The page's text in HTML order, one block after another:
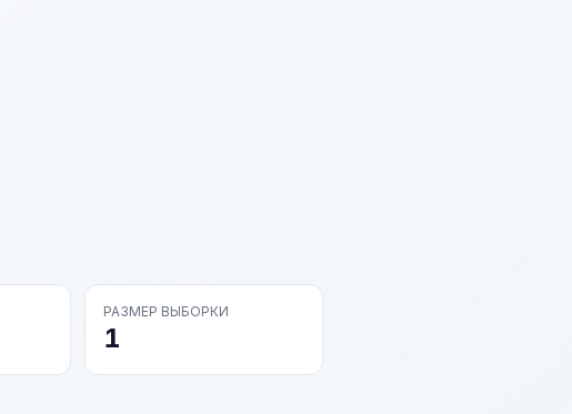
РАЗМЕР ВЫБОРКИ
1